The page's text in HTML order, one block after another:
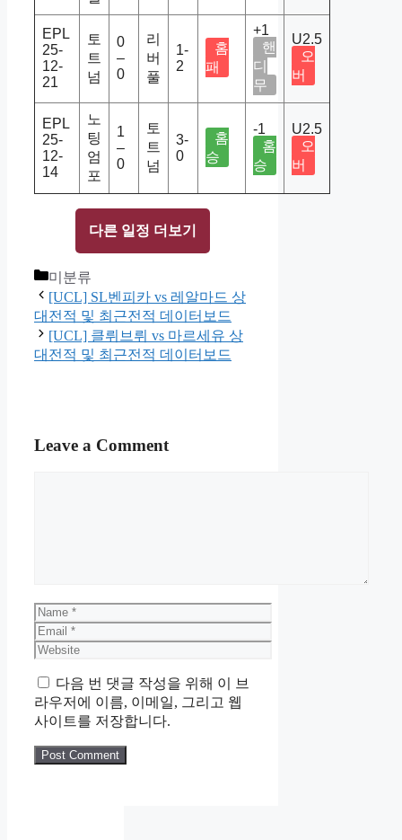
EPL
25-
12-
21
토
트
넘
0
–
0
리
버
풀
1-
2
홈
패
+1
핸
디
무
U2.5
오
버
EPL
25-
12-
14
노
팅
엄
포
1
–
0
토
트
넘
3-
0
홈
승
-1
홈
승
U2.5
오
버
다른 일정 더보기
Categories
미분류
[UCL] SL벤피카 vs 레알마드 상
대전적 및 최근전적 데이터보드
[UCL] 클뤼브뤼 vs 마르세유 상
대전적 및 최근전적 데이터보드
Leave a Comment
Name
Email
Website
다음 번 댓글 작성을 위해 이 브
라우저에 이름, 이메일, 그리고 웹
사이트를 저장합니다.